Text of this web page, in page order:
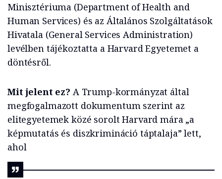
Minisztériuma (Department of Health and
Human Services) és az Általános Szolgáltatások
Hivatala (General Services Administration)
levélben tájékoztatta a Harvard Egyetemet a
döntésről.
Mit jelent ez? A Trump-kormányzat által
megfogalmazott dokumentum szerint az
elitegyetemek közé sorolt Harvard mára „a
képmutatás és diszkrimináció táptalaja” lett,
ahol